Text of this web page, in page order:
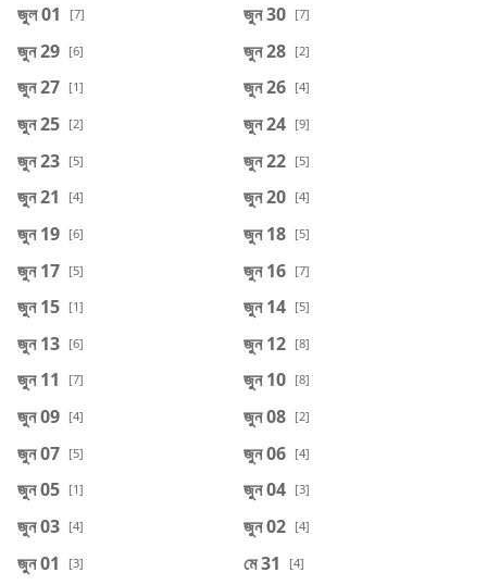
জুল 01 [7] জুন 30 [7]
জুন 29 [6] জুন 28 [2]
জুন 27 [1] জুন 26 [4]
জুন 25 [2] জুন 24 [9]
জুন 23 [5] জুন 22 [5]
জুন 21 [4] জুন 20 [4]
জুন 19 [6] জুন 18 [5]
জুন 17 [5] জুন 16 [7]
জুন 15 [1] জুন 14 [5]
জুন 13 [6] জুন 12 [8]
জুন 11 [7] জুন 10 [8]
জুন 09 [4] জুন 08 [2]
জুন 07 [5] জুন 06 [4]
জুন 05 [1] জুন 04 [3]
জুন 03 [4] জুন 02 [4]
জুন 01 [3] মে 31 [4]